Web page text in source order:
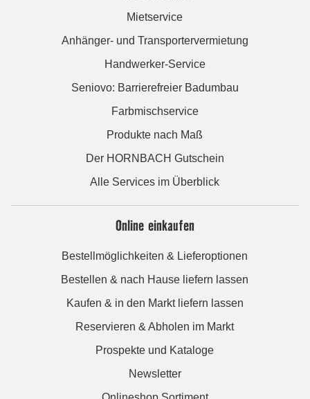
Mietservice
Anhänger- und Transportervermietung
Handwerker-Service
Seniovo: Barrierefreier Badumbau
Farbmischservice
Produkte nach Maß
Der HORNBACH Gutschein
Alle Services im Überblick
Online einkaufen
Bestellmöglichkeiten & Lieferoptionen
Bestellen & nach Hause liefern lassen
Kaufen & in den Markt liefern lassen
Reservieren & Abholen im Markt
Prospekte und Kataloge
Newsletter